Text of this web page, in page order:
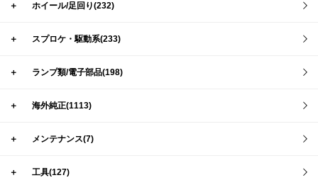
＋ ホイール/足回り(232)
＋ スプロケ・駆動系(233)
＋ ランプ類/電子部品(198)
＋ 海外純正(1113)
＋ メンテナンス(7)
＋ 工具(127)